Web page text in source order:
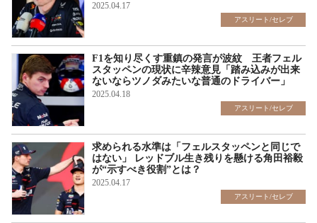
2025.04.17
アスリート/セレブ
F1を知り尽くす重鎮の発言が波紋 王者フェル
スタッペンの現状に辛辣意見「踏み込みが出来
ないならツノダみたいな普通のドライバー」
2025.04.18
アスリート/セレブ
求められる水準は「フェルスタッペンと同じで
はない」 レッドブル生き残りを懸ける角田裕毅
が“示すべき役割”とは？
2025.04.17
アスリート/セレブ